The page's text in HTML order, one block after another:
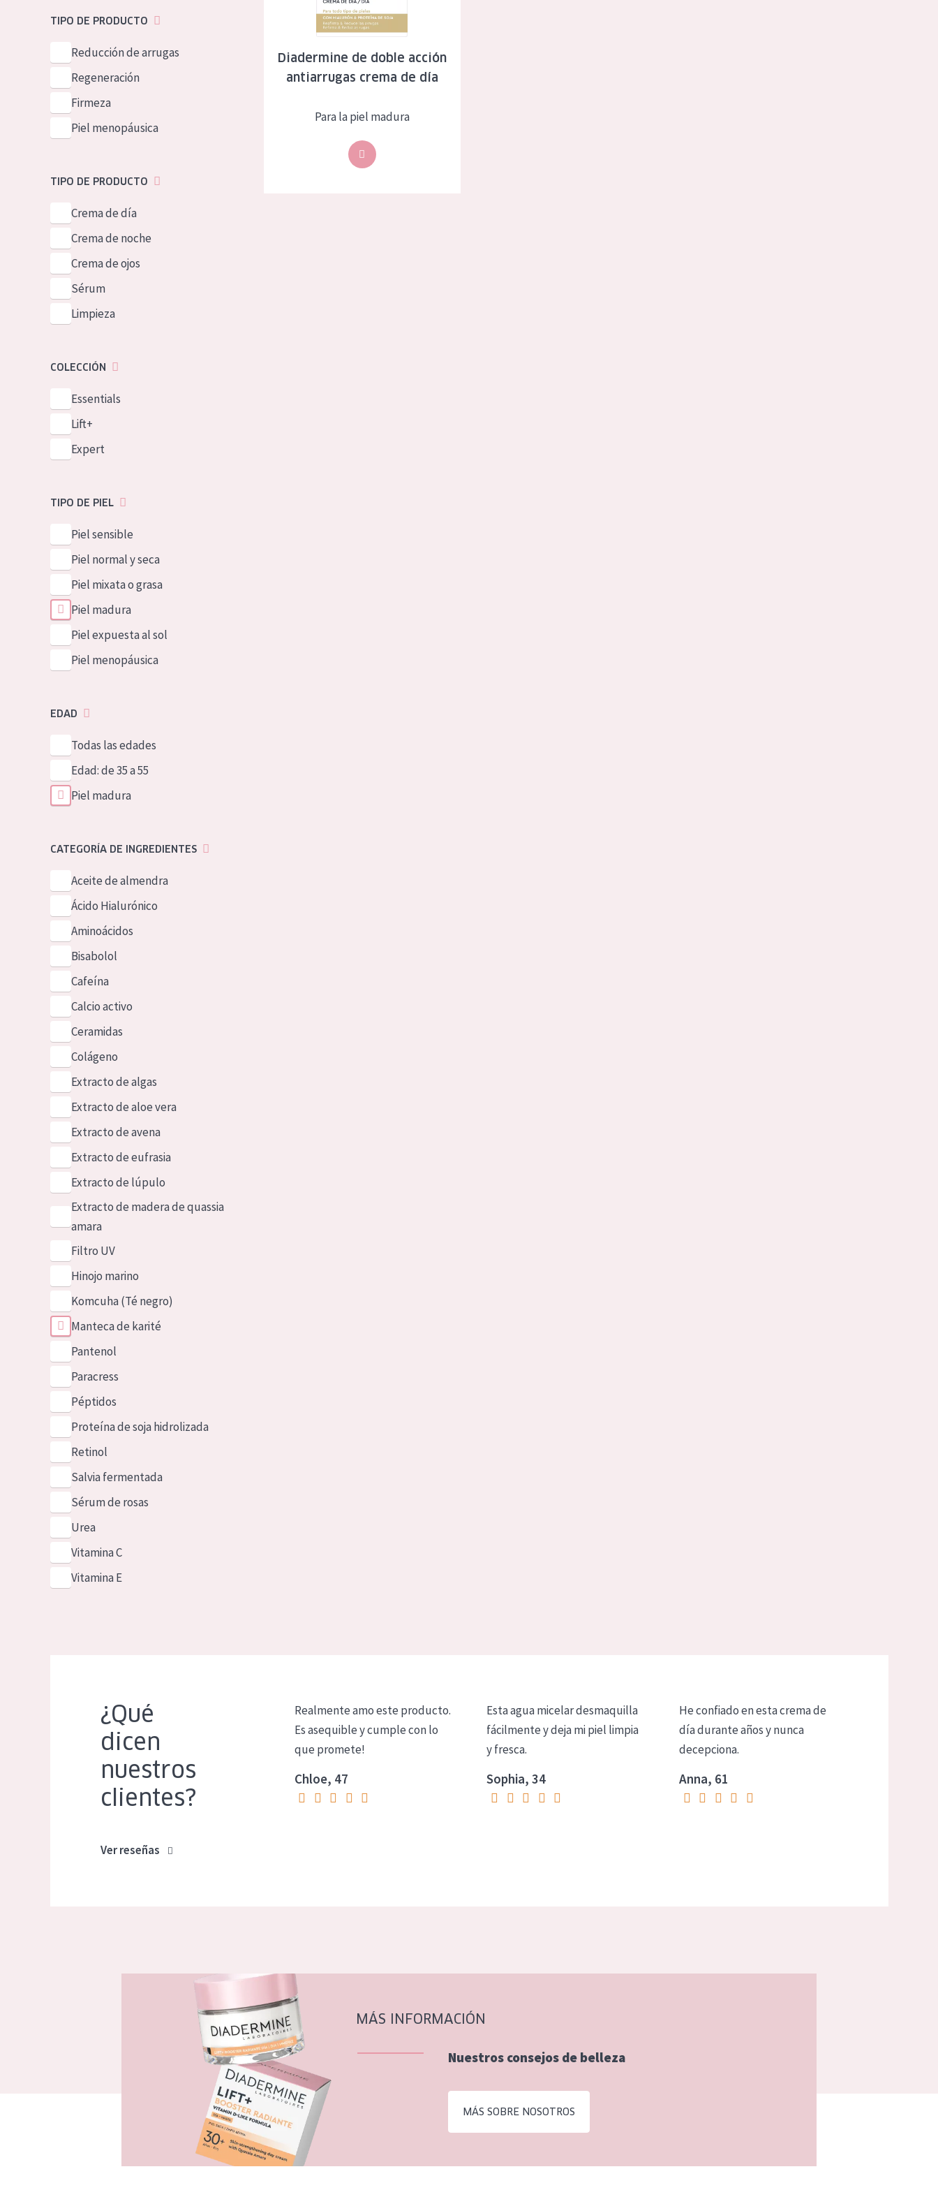
Piel normal y seca
Piel mixata o grasa
Piel madura
Piel menopáusica
Edad: de 35 a 55
Piel madura
NUESTROS PRODUCTOS
GermanTIPO DE PRODUCTO
Reducción de arrugas
Regeneración
Firmeza
Piel menopáusica
TIPO DE PRODUCTO
Crema de día
Crema de noche
Crema de ojos
Sérum
Limpieza
COLECCIÓN
Essentials
Lift+
Expert
TIPO DE PIEL
Piel sensible
Piel normal y seca
Piel mixata o grasa
Piel madura
Piel expuesta al sol
Piel menopáusica
EDAD
Todas las edades
Edad: de 35 a 55
Piel madura
CATEGORÍA DE INGREDIENTES
Aceite de almendra
Ácido Hialurónico
Aminoácidos
Bisabolol
Cafeína
Calcio activo
Ceramidas
Colágeno
Extracto de algas
Extracto de aloe vera
Extracto de avena
Extracto de eufrasia
Extracto de lúpulo
Extracto de madera de quassia
amara
Filtro UV
Hinojo marino
Komcuha (Té negro)
Manteca de karité
Pantenol
Paracress
Péptidos
Proteína de soja hidrolizada
Retinol
Salvia fermentada
Sérum de rosas
Urea
Vitamina C
Vitamina E
Diadermine de doble acción
antiarrugas crema de día
Para la piel madura
¿Qué
dicen
nuestros
clientes?
Ver reseñas
Realmente amo este producto.
Es asequible y cumple con lo
que promete!
Chloe, 47
Esta agua micelar desmaquilla
fácilmente y deja mi piel limpia
y fresca.
Sophia, 34
He confiado en esta crema de
día durante años y nunca
decepciona.
Anna, 61
MÁS INFORMACIÓN
Nuestros consejos de belleza
MÁS SOBRE NOSOTROS